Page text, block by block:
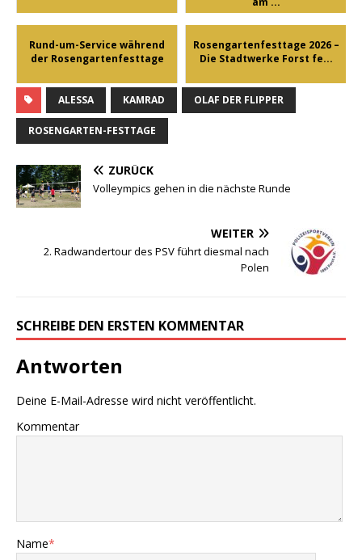
Rund-um-Service während
der Rosengartenfesttage
Rosengartenfesttage 2026 –
Die Stadtwerke Forst fe...
ALESSA KAMRAD OLAF DER FLIPPER
ROSENGARTEN-FESTTAGE
ZURÜCK
Volleympics gehen in die nächste Runde
WEITER
2. Radwandertour des PSV führt diesmal nach
Polen
SCHREIBE DEN ERSTEN KOMMENTAR
Antworten
Deine E-Mail-Adresse wird nicht veröffentlicht.
Kommentar
Name*